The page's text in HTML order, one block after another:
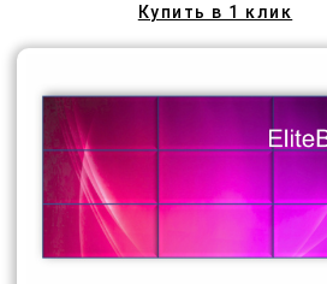
Купить в 1 клик